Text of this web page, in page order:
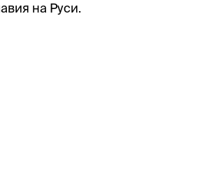
на Руси.